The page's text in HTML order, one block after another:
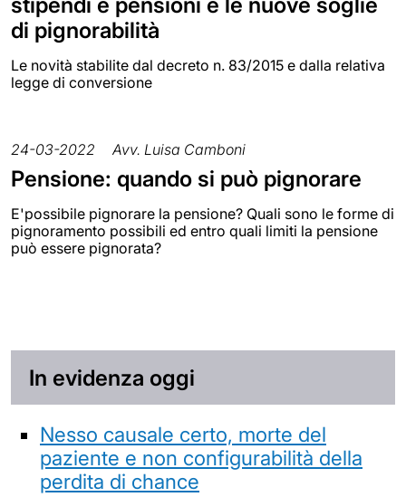
di pignorabilità
Le novità stabilite dal decreto n. 83/2015 e dalla relativa
legge di conversione
24-03-2022 Avv. Luisa Camboni
Pensione: quando si può pignorare
E'possibile pignorare la pensione? Quali sono le forme di
pignoramento possibili ed entro quali limiti la pensione
può essere pignorata?
In evidenza oggi
Nesso causale certo, morte del
paziente e non configurabilità della
perdita di chance